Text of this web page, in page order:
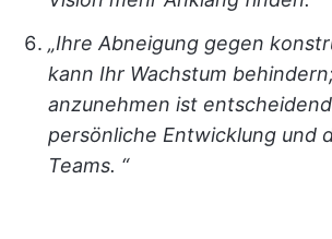
„Ihre Abneigung gegen
kann Ihr Wachstum
anzunehmen ist
persönliche Entwicklung und
Teams. “